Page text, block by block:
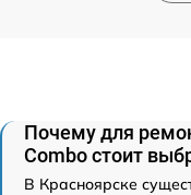
Почему для
Combo стоит
В Красноярске